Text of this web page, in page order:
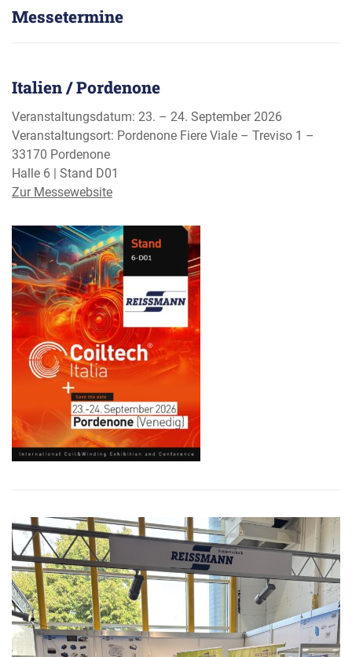
Messetermine
Italien / Pordenone
Veranstaltungsdatum: 23. – 24. September 2026
Veranstaltungsort: Pordenone Fiere Viale – Treviso 1 –
33170 Pordenone
Halle 6 | Stand D01
Zur Messewebsite